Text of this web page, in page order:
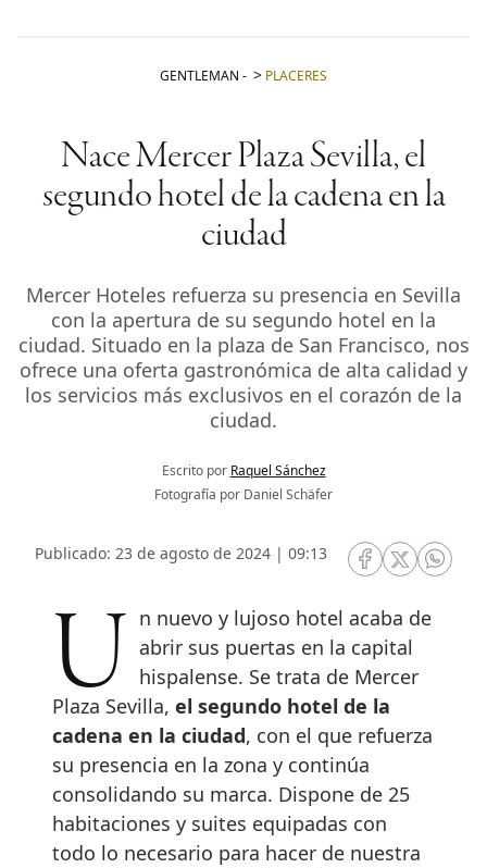
GENTLEMAN - PLACERES
Nace Mercer Plaza Sevilla, el
segundo hotel de la cadena en la
ciudad
Mercer Hoteles refuerza su presencia en Sevilla
con la apertura de su segundo hotel en la
ciudad. Situado en la plaza de San Francisco, nos
ofrece una oferta gastronómica de alta calidad y
los servicios más exclusivos en el corazón de la
ciudad.
Escrito por Raquel Sánchez
Fotografía por Daniel Schäfer
Publicado: 23 de agosto de 2024 | 09:13
RRSS Facebook
RRSSRRSS
Un nuevo y lujoso hotel acaba de
abrir sus puertas en la capital
hispalense. Se trata de Mercer
Plaza Sevilla, el segundo hotel de la
cadena en la ciudad, con el que refuerza
su presencia en la zona y continúa
consolidando su marca. Dispone de 25
habitaciones y suites equipadas con
todo lo necesario para hacer de nuestra